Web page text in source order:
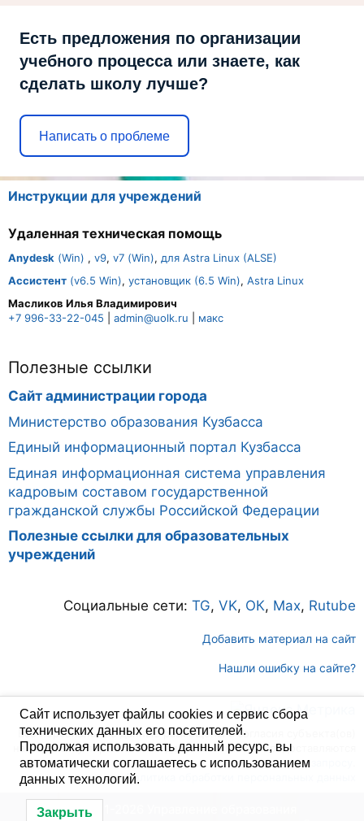
Есть предложения по организации
учебного процесса или знаете, как
сделать школу лучше?
Написать о проблеме
Инструкции для учреждений
Удаленная техническая помощь
Anydesk (Win) , v9, v7 (Win), для Astra Linux (ALSE)
Ассистент (v6.5 Win), установщик (6.5 Win), Astra Linux
Масликов Илья Владимирович
+7 996-33-22-045
admin@uolk.ru макс
Полезные ссылки
Сайт администрации города
Министерство образования Кузбасса
Единый информационный портал Кузбасса
Единая информационная система управления
кадровым составом государственной
гражданской службы Российской Федерации
Полезные ссылки для образовательных
учреждений
Социальные сети: TG, VK, ОК, Max, Rutube
Добавить материал на сайт
Нашли ошибку на сайте?
Все персональные данные размещены с согласия субъекта(ов)
на обработку персональных данных. Согласие предоставляются
по запросу
Политика обработки персональных данных
© 2021-2026 Управление образования
Сайт использует файлы cookies и сервис сбора
технических данных его посетителей.
Продолжая использовать данный ресурс, вы
автоматически соглашаетесь с использованием
данных технологий.
Закрыть